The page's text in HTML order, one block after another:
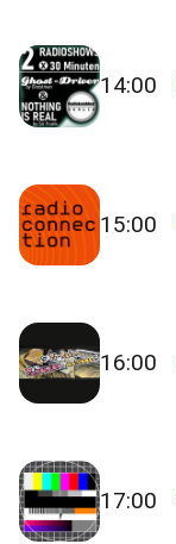
14:00
15:00
16:00
17:00